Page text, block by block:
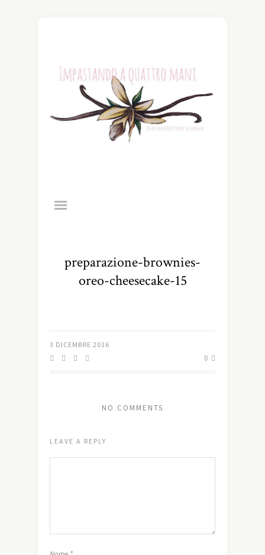
preparazione-brownies-
oreo-cheesecake-15
3 DICEMBRE 2016
0
NO COMMENTS
LEAVE A REPLY